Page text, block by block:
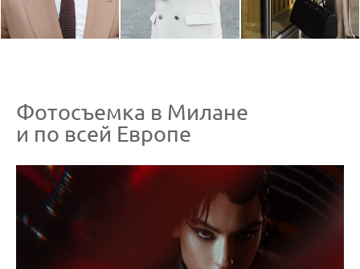
Фотосъемка в Милане
и по всей Европе